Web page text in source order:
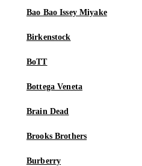
Bao Bao Issey Miyake
Birkenstock
BoTT
Bottega Veneta
Brain Dead
Brooks Brothers
Burberry